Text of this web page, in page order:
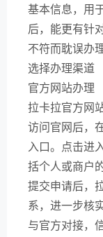
基本信息，用
后，能更有针
不符而耽误办
选择办理渠道
官方网站办理
拉卡拉官方网
访问官网后，
入口。点击进
括个人或商户
提交申请后，
系，进一步核
与官方对接，